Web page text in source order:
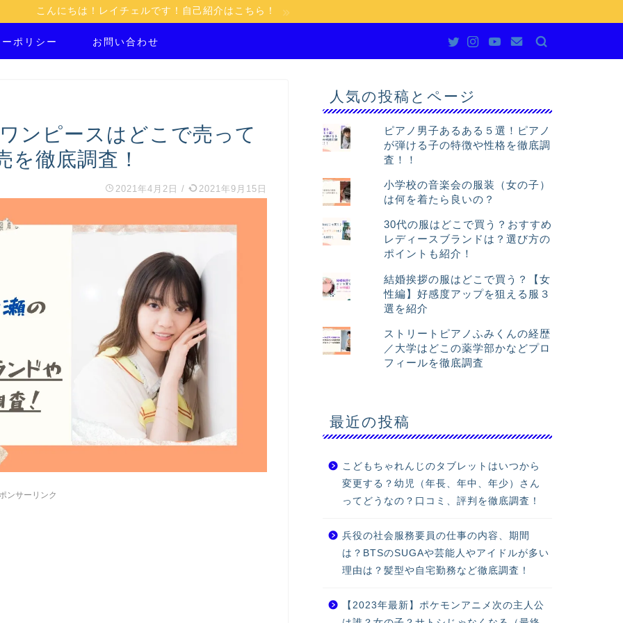
こんにちは！レイチェルです！自己紹介はこちら！
ポリシー お問い合わせ
ンピースはどこで売って
徹底調査！
2021年4月2日 / 2021年9月15日
ンサーリンク
人気の投稿とページ
ピアノ男子あるある５選！ピアノ
が弾ける子の特徴や性格を徹底調
査！！
小学校の音楽会の服装（女の子）
は何を着たら良いの？
30代の服はどこで買う？おすすめ
レディースブランドは？選び方の
ポイントも紹介！
結婚挨拶の服はどこで買う？【女
性編】好感度アップを狙える服３
選を紹介
ストリートピアノふみくんの経歴
／大学はどこの薬学部かなどプロ
フィールを徹底調査
最近の投稿
こどもちゃれんじのタブレットはいつから
変更する？幼児（年長、年中、年少）さん
ってどうなの？口コミ、評判を徹底調査！
兵役の社会服務要員の仕事の内容、期間
は？BTSのSUGAや芸能人やアイドルが多い
理由は？髪型や自宅勤務など徹底調査！
【2023年最新】ポケモンアニメ次の主人公